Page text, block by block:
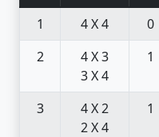
1
4 X 4 0
2
4 X 3
3 X 4
1
3
4 X 2
2 X 4
1